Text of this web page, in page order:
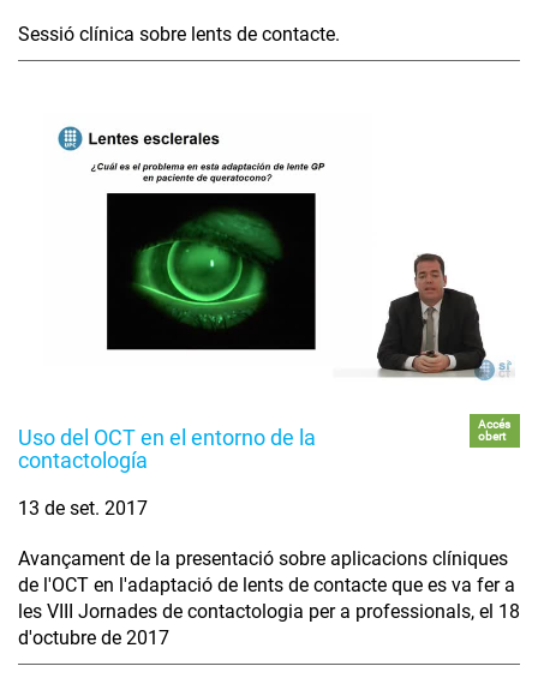
Sessió clínica sobre lents de contacte.
Uso del OCT en el entorno de la
contactología
Accés
obert
13 de set. 2017
Avançament de la presentació sobre aplicacions clíniques
de l'OCT en l'adaptació de lents de contacte que es va fer a
les VIII Jornades de contactologia per a professionals, el 18
d'octubre de 2017